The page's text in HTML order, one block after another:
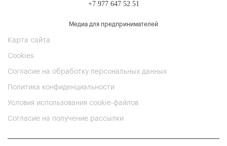
+7 977 647 52 51
Медиа для предпринимателей
Карта сайта
Cookies
Согласие на обработку персональных данных
Политика конфиденциальности
Условия использования cookie-файлов
Согласие на получение рассылки